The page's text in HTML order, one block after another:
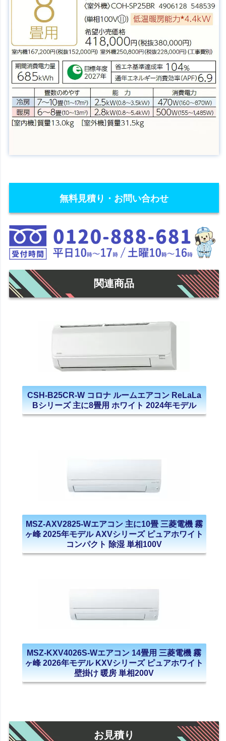
無料見積り・お問い合わせ
関連商品
CSH-B25CR-W コロナ ルームエアコン ReLaLa
Bシリーズ 主に8畳用 ホワイト 2024年モデル
MSZ-AXV2825-Wエアコン 主に10畳 三菱電機 霧
ヶ峰 2025年モデル AXVシリーズ ピュアホワイト
コンパクト 除湿 単相100V
MSZ-KXV4026S-Wエアコン 14畳用 三菱電機 霧
ヶ峰 2026年モデル KXVシリーズ ピュアホワイト
壁掛け 暖房 単相200V
お見積り